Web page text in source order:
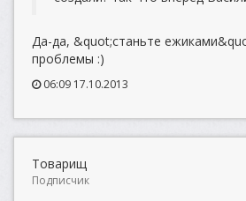
Да-да, &quot;станьте
проблемы :)
06:09 17.10.2013
Товарищ
Подписчик